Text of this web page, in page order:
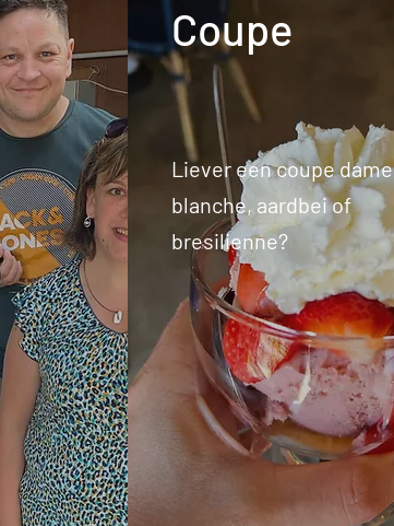
Coupe
Liever een coupe dame
blanche, aardbei of
bresilienne?